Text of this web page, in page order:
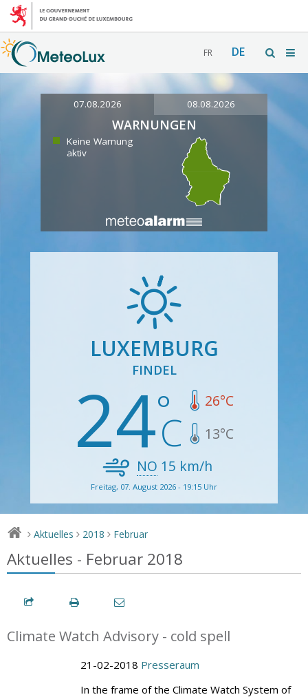
FR DE
07.08.2026 08.08.2026
WARNUNGEN
Keine Warnung
aktiv
LUXEMBURG
FINDEL
24 26°C
13°C
NO 15 km/h
Freitag, 07. August 2026 - 19:15 Uhr
> Aktuelles > 2018 > Februar
Aktuelles - Februar 2018
Climate Watch Advisory - cold spell
21-02-2018 Presseraum
In the frame of the Climate Watch System of